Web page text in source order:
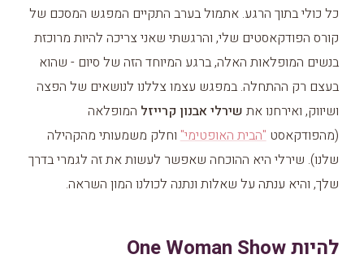
כל כולי בתוך הרגע. אתמול בערב התקיים המפגש המסכם של
קורס הפודקאסטים שלי, והרגשתי שאני צריכה להיות מרוכזת
בנשים המופלאות האלה, ברגע המיוחד הזה של סיום - שהוא
בעצם רק ההתחלה. במפגש עצמו צללנו לנושאים של הפצה
ושיווק, ואירחנו את שירלי אבנון קרייזל המופלאה
(מהפודקאסט"הבית האופטימי" וחלק משמעותי מהקהילה
שלנו). שירלי היא ההוכחה שאפשר לעשות את זה לגמרי בדרך
שלך, והיא ענתה על שאלות ונתנה לכולנו המון השראה.
להיות One Woman Show